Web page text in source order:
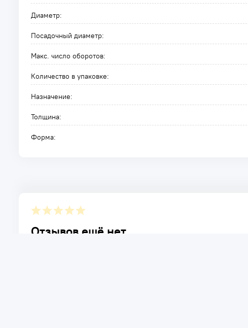
Диаметр:
Посадочный диаметр:
Макс. число оборотов:
Количество в упаковке:
Назначение:
Толщина:
Форма:
Отзывов ещё нет.